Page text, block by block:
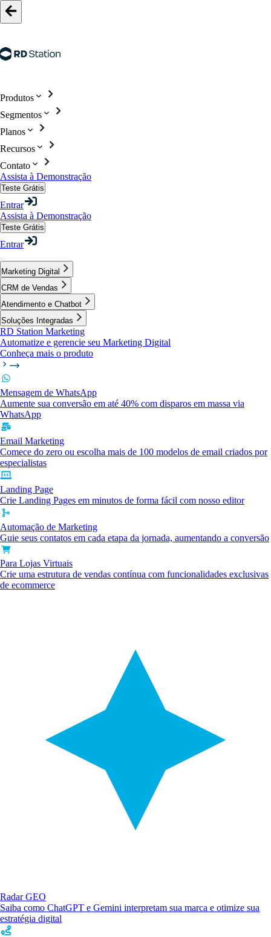
Produtos
Segmentos
Planos
Recursos
Contato
Assista à Demonstração
Teste Grátis
Entrar
Assista à Demonstração
Teste Grátis
Entrar
Marketing Digital
CRM de Vendas
Atendimento e Chatbot
Soluções Integradas
RD Station Marketing
Automatize e gerencie seu Marketing Digital
Conheça mais o produto
Mensagem de WhatsApp
Aumente sua conversão em até 40% com disparos em massa via
WhatsApp
Email Marketing
Comece do zero ou escolha mais de 100 modelos de email criados por
especialistas
Landing Page
Crie Landing Pages em minutos de forma fácil com nosso editor
Automação de Marketing
Guie seus contatos em cada etapa da jornada, aumentando a conversão
Para Lojas Virtuais
Crie uma estrutura de vendas contínua com funcionalidades exclusivas
de ecommerce
Radar GEO
Saiba como ChatGPT e Gemini interpretam sua marca e otimize sua
estratégia digital